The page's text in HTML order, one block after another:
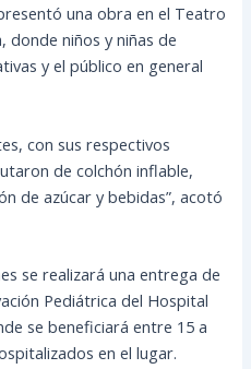
una obra en el Teatro
donde niños y niñas de
y el público en general
con sus respectivos
de colchón inflable,
de azúcar y bebidas”, acotó
se realizará una entrega de
Pediátrica del Hospital
se beneficiará entre 15 a
en el lugar.